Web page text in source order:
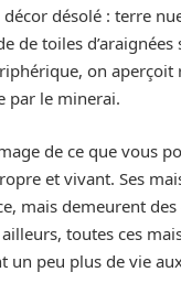
désolé : terre
de toiles
on
par le minerai.
de ce que vous
et vivant. Ses
mais demeurent
toutes ces
peu plus de vie